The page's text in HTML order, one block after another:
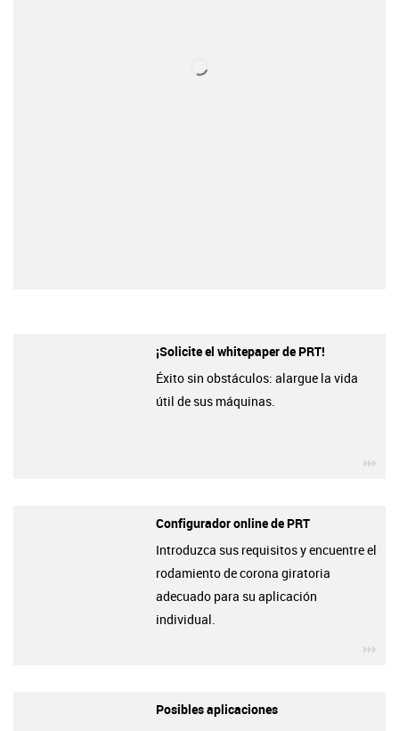
¡Solicite el whitepaper de PRT!
Éxito sin obstáculos: alargue la vida
útil de sus máquinas.
Configurador online de PRT
Introduzca sus requisitos y encuentre el
rodamiento de corona giratoria
adecuado para su aplicación
individual.
Posibles aplicaciones